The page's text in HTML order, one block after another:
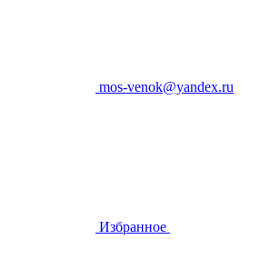
mos-venok@yandex.ru
Избранное